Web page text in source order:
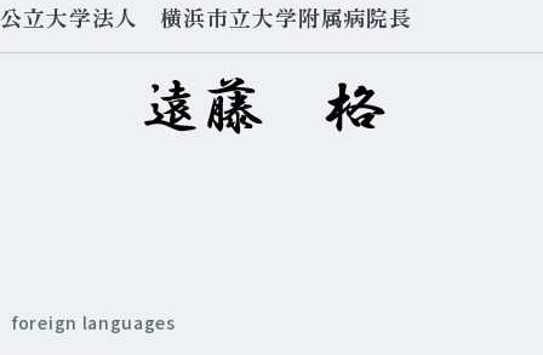
公立大学法人 横浜市立大学附属病院長
foreign languages